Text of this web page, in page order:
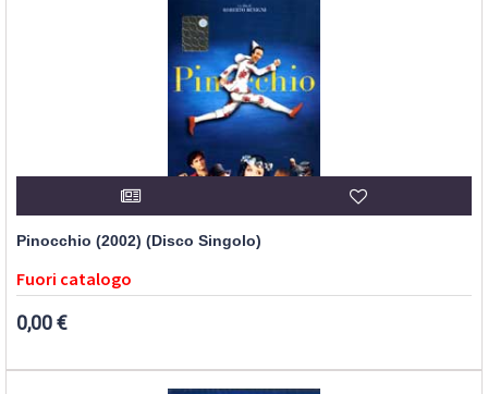
Pinocchio (2002) (Disco Singolo)
Fuori catalogo
0,00 €